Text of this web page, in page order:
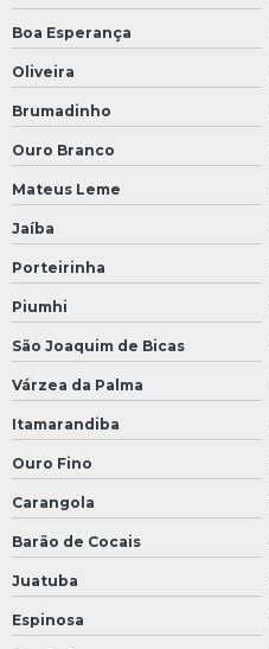
Boa Esperança
Oliveira
Brumadinho
Ouro Branco
Mateus Leme
Jaíba
Porteirinha
Piumhi
São Joaquim de Bicas
Várzea da Palma
Itamarandiba
Ouro Fino
Carangola
Barão de Cocais
Juatuba
Espinosa